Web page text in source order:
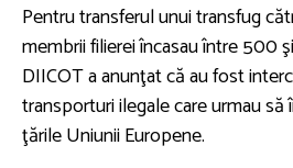
Pentru transferul unui transfug
membrii filierei încasau între 500
DIICOT a anunţat că au fost
transporturi ilegale care urmau
ţările Uniunii Europene.